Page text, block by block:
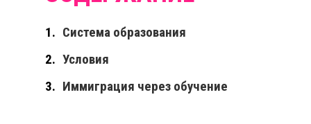
Система образования
Условия
Иммиграция через обучение